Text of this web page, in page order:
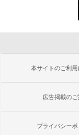
本サイトのご利用
広告掲載のご
プライバシーポ